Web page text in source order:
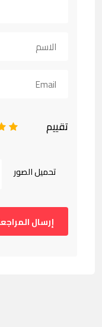
تقييم 5
تحميل الصور